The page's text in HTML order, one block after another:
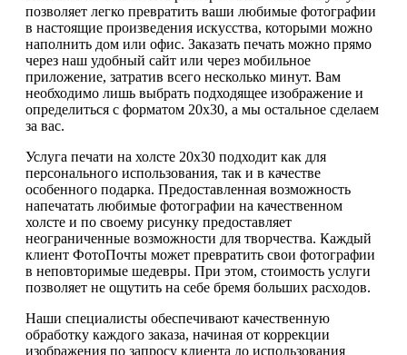
позволяет легко превратить ваши любимые фотографии
в настоящие произведения искусства, которыми можно
наполнить дом или офис. Заказать печать можно прямо
через наш удобный сайт или через мобильное
приложение, затратив всего несколько минут. Вам
необходимо лишь выбрать подходящее изображение и
определиться с форматом 20х30, а мы остальное сделаем
за вас.
Услуга печати на холсте 20х30 подходит как для
персонального использования, так и в качестве
особенного подарка. Предоставленная возможность
напечатать любимые фотографии на качественном
холсте и по своему рисунку предоставляет
неограниченные возможности для творчества. Каждый
клиент ФотоПочты может превратить свои фотографии
в неповторимые шедевры. При этом, стоимость услуги
позволяет не ощутить на себе бремя больших расходов.
Наши специалисты обеспечивают качественную
обработку каждого заказа, начиная от коррекции
изображения по запросу клиента до использования